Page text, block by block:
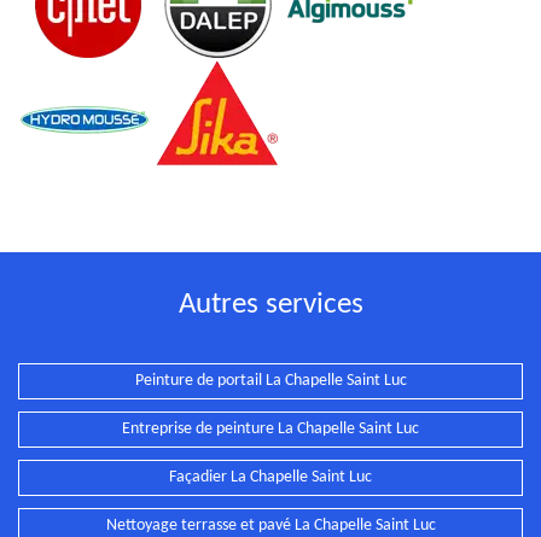
Autres services
Peinture de portail La Chapelle Saint Luc
Entreprise de peinture La Chapelle Saint Luc
Façadier La Chapelle Saint Luc
Nettoyage terrasse et pavé La Chapelle Saint Luc